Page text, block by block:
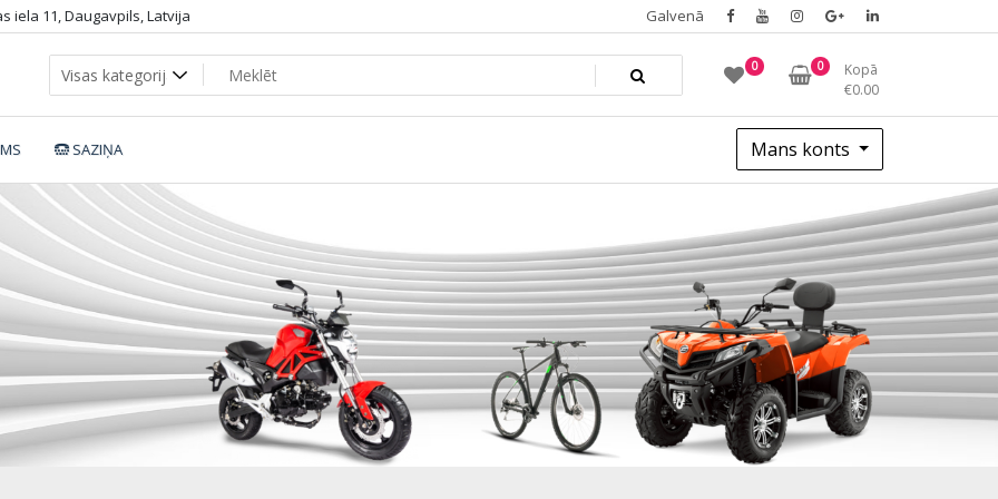
iela 11, Daugavpils, Latvija Galvenā
0 0
Kopā
€0.00
SAZIŅA Mans konts
Pike_S2_b